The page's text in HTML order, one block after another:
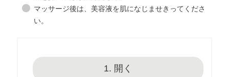
マッサージ後は、美容液を肌になじませきってくださ
い。
1. 開く